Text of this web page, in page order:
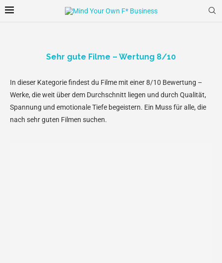
Sehr gute Filme – Wertung 8/10
In dieser Kategorie findest du Filme mit einer 8/10 Bewertung –
Werke, die weit über dem Durchschnitt liegen und durch Qualität,
Spannung und emotionale Tiefe begeistern. Ein Muss für alle, die
nach sehr guten Filmen suchen.